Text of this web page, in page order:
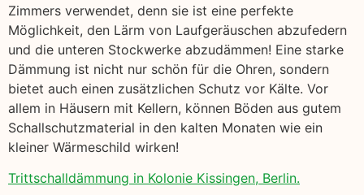
Zimmers verwendet, denn sie ist eine perfekte
Möglichkeit, den Lärm von Laufgeräuschen abzufedern
und die unteren Stockwerke abzudämmen! Eine starke
Dämmung ist nicht nur schön für die Ohren, sondern
bietet auch einen zusätzlichen Schutz vor Kälte. Vor
allem in Häusern mit Kellern, können Böden aus gutem
Schallschutzmaterial in den kalten Monaten wie ein
kleiner Wärmeschild wirken!
Trittschalldämmung in Kolonie Kissingen, Berlin.